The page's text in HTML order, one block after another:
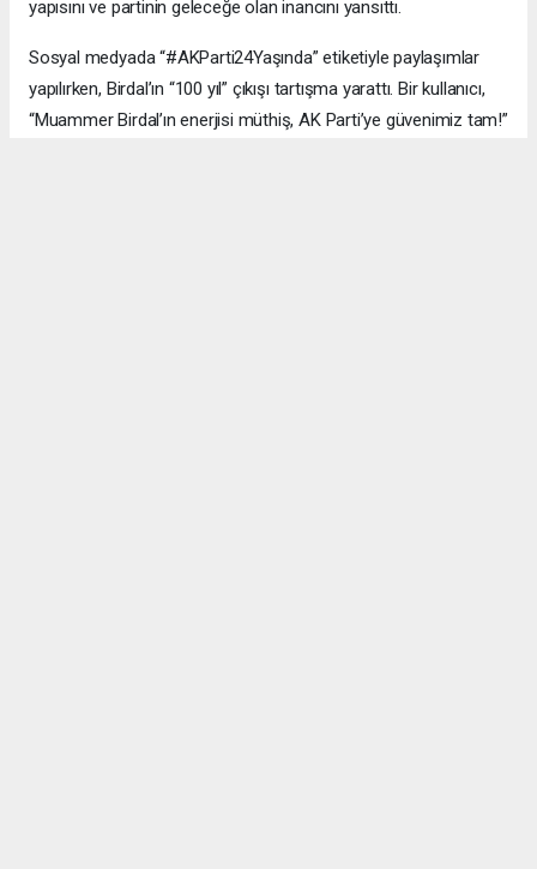
yapısını ve partinin geleceğe olan inancını yansıttı.
Sosyal medyada “#AKParti24Yaşında” etiketiyle paylaşımlar
yapılırken, Birdal’ın “100 yıl” çıkışı tartışma yarattı. Bir kullanıcı,
“Muammer Birdal’ın enerjisi müthiş, AK Parti’ye güvenimiz tam!”